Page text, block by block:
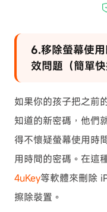
6.移除螢幕使
效問題（簡單快
如果你的孩子把之前
知道的新密碼，他們
得不懷疑螢幕使用時
用時間的密碼。在這
4uKey等軟體來刪除
擦除裝置。